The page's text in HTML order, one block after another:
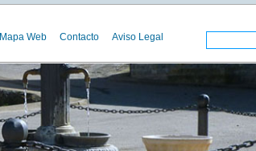
Mapa Web Contacto Aviso Legal